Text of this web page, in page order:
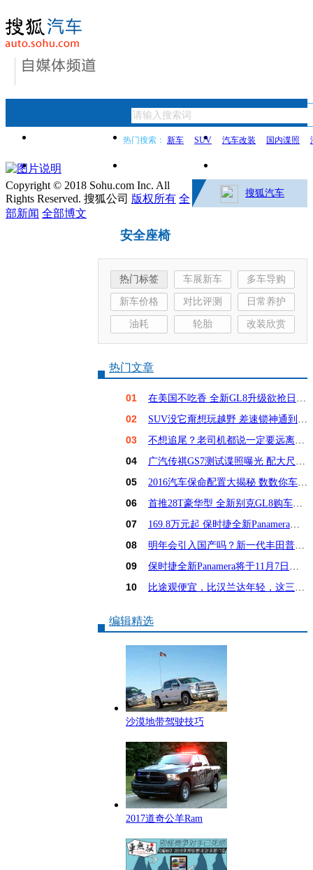
热门搜索： 新车 SUV 汽车改装 国内谍照
新闻 买车指导
用车宝典
搜狐汽车
安全座椅
热门标签 车展新车 多车导购
新车价格 对比评测 日常养护
油耗 轮胎 改装欣赏
热门文章
01 在美国不吃香 全新GL8升级欲抢日系饭碗？
02 SUV没它甭想玩越野 差速锁神通到底有多大？
03 不想追尾？老司机都说一定要远离这6种车！
04 广汽传祺GS7测试谍照曝光 配大尺寸屏幕
05 2016汽车保命配置大揭秘 数数你车占几样？
06 首推28T豪华型 全新别克GL8购车手册
07 169.8万元起 保时捷全新Panamera亚洲首发
08 明年会引入国产吗？新一代丰田普锐斯解析
09 保时捷全新Panamera将于11月7日亚洲首发
10 比途观便宜，比汉兰达年轻，这三款15万SUV怎么选
编辑精选
沙漠地带驾驶技巧
2017道奇公羊Ram
Copyright © 2018 Sohu.com Inc. All
Rights Reserved. 搜狐公司 版权所有 全
部新闻 全部博文